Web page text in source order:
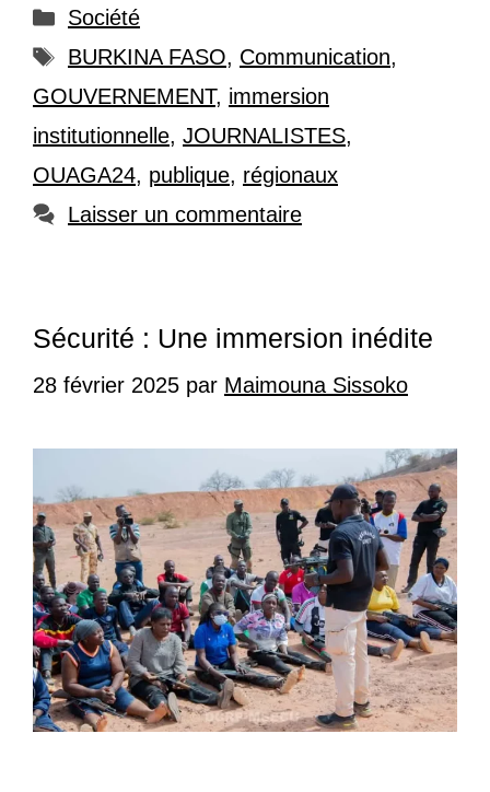
Catégories
Société
Étiquettes
BURKINA FASO, Communication,
GOUVERNEMENT, immersion
institutionnelle, JOURNALISTES,
OUAGA24, publique, régionaux
Laisser un commentaire
Sécurité : Une immersion inédite
28 février 2025 par Maimouna Sissoko